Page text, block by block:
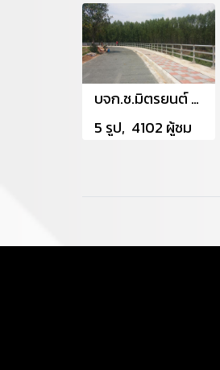
บจก.ช.มิตรยนต์ โครงการก่อสร้างเขื่อนป้องกันตลิ่ง ริมเเม่น้ำชี
5 รูป, 4102 ผู้ชม